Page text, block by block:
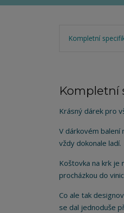
Kompletní
Kompletní
Krásný dárek pro
V dárkovém balení
vždy dokonale ladí.
Koštovka na krk je
procházkou do
Co ale tak
se dal jednoduše